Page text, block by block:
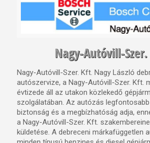
Nagy-Autóvill-
Nagy-Autóvill-Szer. Kft. Nagy László
autószervize, a Nagy-Autóvill-Szer. Kft.
évtizede áll az utakon közlekedő
szolgálatában. Az autózás
biztonság és a megbízhatóság adja,
a Nagy-Autóvill-Szer. Kft.
küldetése. A debreceni márkafüggetlen